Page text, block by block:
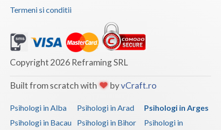
Termeni si conditii
Copyright 2026 Reframing SRL
Built from scratch with byvCraft.ro
Psihologi in Alba Psihologi in Arad
Psihologi in Arges
Psihologi in Bacau
Psihologi in Bihor
Psihologi in